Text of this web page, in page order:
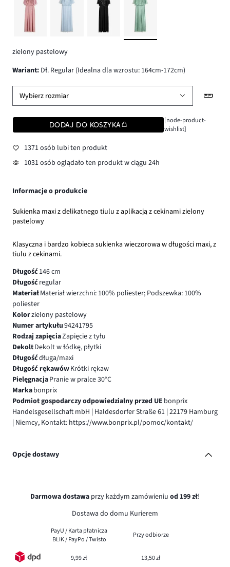
zielony pastelowy
wariant: Dł. Regular (Idealna dla wzrostu: 164cm-172cm)
Wybierz rozmiar
DODAJ DO KOSZYKA
[node-product-
wishlist]
1371 osób lubi ten produkt
1031 osób oglądało ten produkt w ciągu 24h
Informacje o produkcie
Sukienka maxi z delikatnego tiulu z aplikacją z cekinami zielony
pastelowy
Klasyczna i bardzo kobieca sukienka wieczorowa w długości maxi, z
tiulu z cekinami.
Długość146 cm
Długośćregular
MateriałMateriał wierzchni: 100% poliester; Podszewka: 100%
poliester
Kolorzielony pastelowy
Numer artykułu94241795
Rodzaj zapięciaZapięcie z tyłu
DekoltDekolt w łódkę, płytki
Długośćdługa/maxi
Długość rękawówKrótki rękaw
PielęgnacjaPranie w pralce 30°C
Markabonprix
Podmiot gospodarczy odpowiedzialny przed UE bonprix
Handelsgesellschaft mbH | Haldesdorfer Straße 61 | 22179 Hamburg
| Niemcy, Kontakt: https://www.bonprix.pl/pomoc/kontakt/
Opcje dostawy
Darmowa dostawa przy każdym zamówieniu od 199 zł!
Dostawa do domu Kurierem
PayU / Karta płatnicza
BLIK / PayPo / Twisto
Przy odbiorze
9,99 zł 13,50 zł